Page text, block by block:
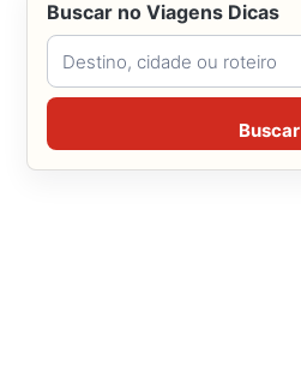
Buscar no Viagens Dicas
Buscar no Viagens Dicas
Buscar